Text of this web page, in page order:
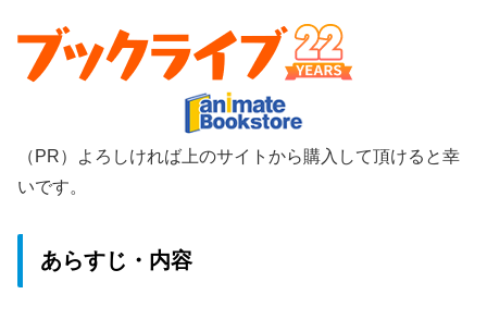
（PR）よろしければ上のサイトから購入して頂けると幸
いです。
あらすじ・内容